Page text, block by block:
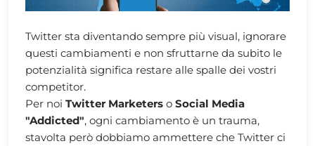
Twitter sta diventando sempre più visual, ignorare
questi cambiamenti e non sfruttarne da subito le
potenzialità significa restare alle spalle dei vostri
competitor.
Per noi Twitter Marketers o Social Media
"Addicted", ogni cambiamento è un trauma,
stavolta però dobbiamo ammettere che Twitter ci